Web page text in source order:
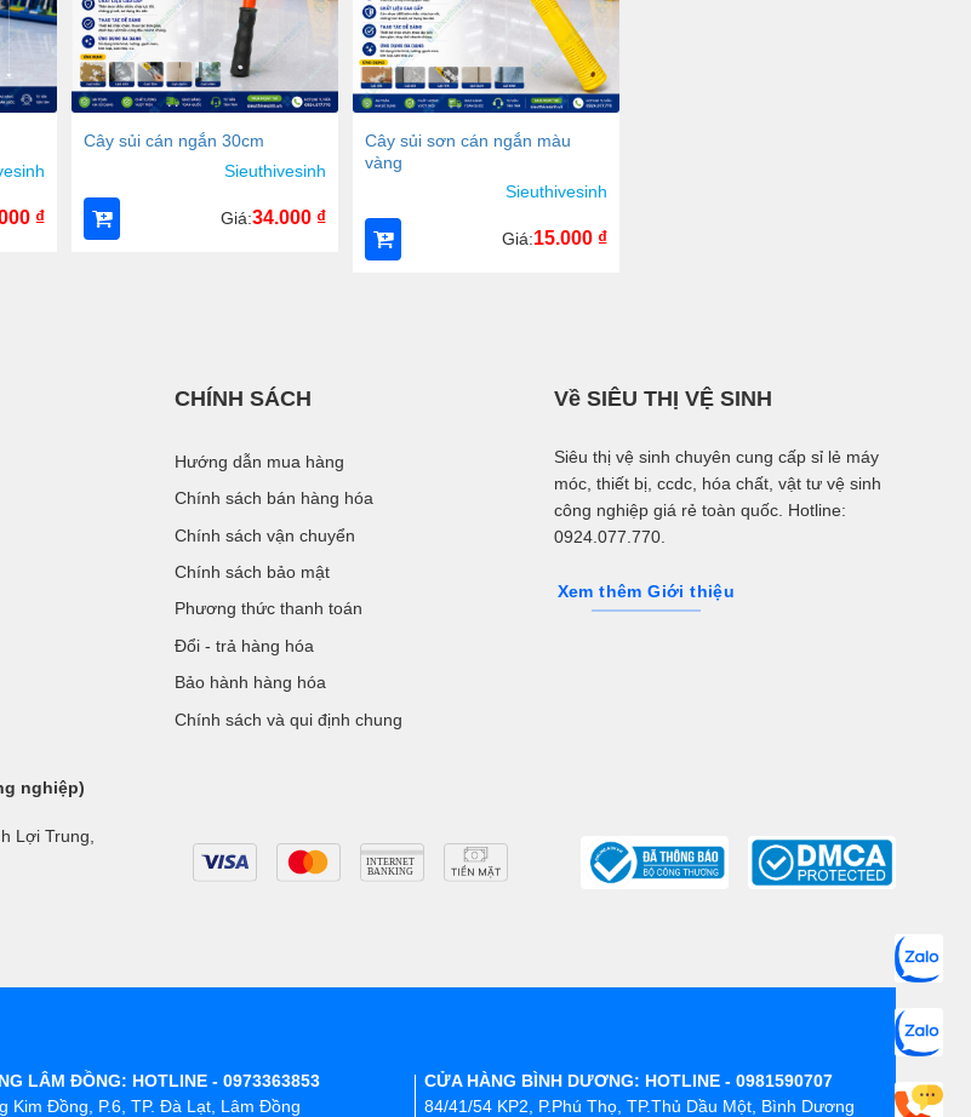
₫
Cây sủi cán ngắn 30cm
Sieuthivesinh
Giá:34.000 ₫
Cây sủi sơn cán ngắn màu
vàng
Sieuthivesinh
Giá:15.000 ₫
CHÍNH SÁCH
Hướng dẫn mua hàng
Chính sách bán hàng hóa
Chính sách vận chuyển
Chính sách bảo mật
Phương thức thanh toán
Đổi - trả hàng hóa
Bảo hành hàng hóa
Chính sách và qui định chung
Về SIÊU THỊ VỆ SINH
Siêu thị vệ sinh chuyên cung cấp sỉ lẻ máy
móc, thiết bị, ccdc, hóa chất, vật tư vệ sinh
công nghiệp giá rẻ toàn quốc. Hotline:
0924.077.770.
Xem thêm Giới thiệu
nghiệp)
Lợi Trung,
LÂM ĐỒNG: HOTLINE - 0973363853
Kim Đồng, P.6, TP. Đà Lạt, Lâm Đồng
CỬA HÀNG BÌNH DƯƠNG: HOTLINE - 0981590707
84/41/54 KP2, P.Phú Thọ, TP.Thủ Dầu Một, Bình Dương